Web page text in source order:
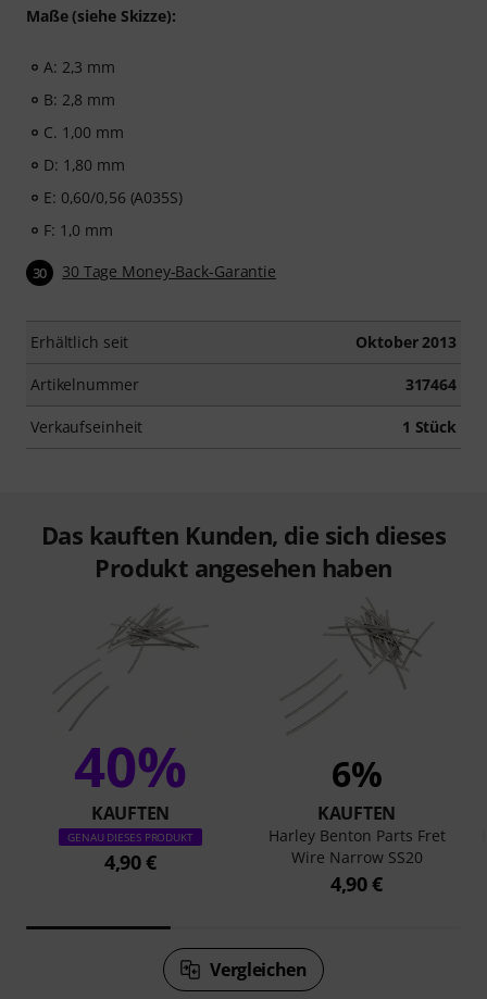
Maße (siehe Skizze):
A: 2,3 mm
B: 2,8 mm
C. 1,00 mm
D: 1,80 mm
E: 0,60/0,56 (A035S)
F: 1,0 mm
30 30 Tage Money-Back-Garantie
Erhältlich seit Oktober 2013
Artikelnummer 317464
Verkaufseinheit 1 Stück
Das kauften Kunden, die sich dieses
Produkt angesehen haben
40%
KAUFTEN
GENAU DIESES PRODUKT
4,90 €
6%
KAUFTEN
Harley Benton Parts Fret
Wire Narrow SS20
4,90 €
Vergleichen